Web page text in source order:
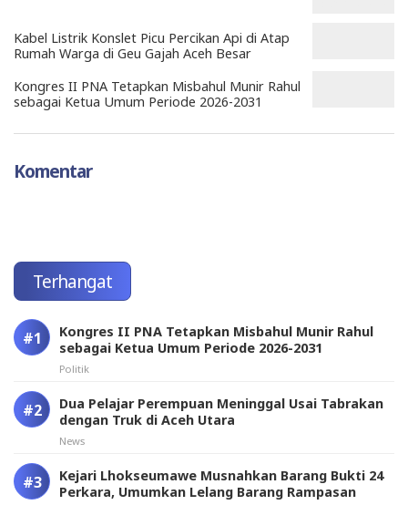
Kabel Listrik Konslet Picu Percikan Api di Atap
Rumah Warga di Geu Gajah Aceh Besar
Kongres II PNA Tetapkan Misbahul Munir Rahul
sebagai Ketua Umum Periode 2026-2031
Komentar
Terhangat
Kongres II PNA Tetapkan Misbahul Munir Rahul
sebagai Ketua Umum Periode 2026-2031
Politik
Dua Pelajar Perempuan Meninggal Usai Tabrakan
dengan Truk di Aceh Utara
News
Kejari Lhokseumawe Musnahkan Barang Bukti 24
Perkara, Umumkan Lelang Barang Rampasan